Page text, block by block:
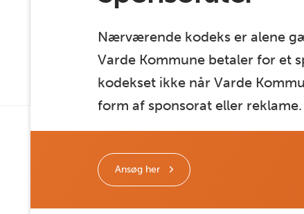
Nærværende kodeks er alene
Varde Kommune betaler for et
kodekset ikke når Varde
form af sponsorat eller reklame.
Ansøg her